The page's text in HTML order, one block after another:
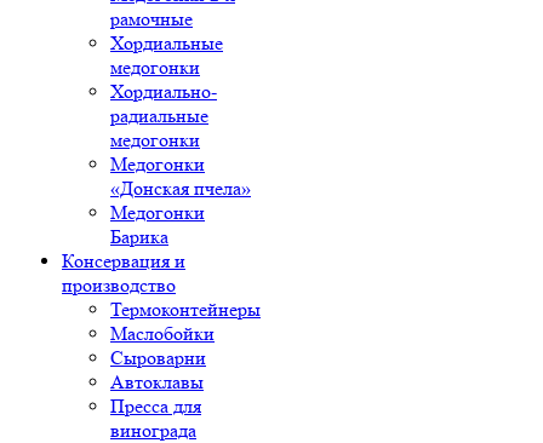
рамочные
Хордиальные
медогонки
Хордиально-
радиальные
медогонки
Медогонки
«Донская пчела»
Медогонки
Барика
Консервация и
производство
Термоконтейнеры
Маслобойки
Сыроварни
Автоклавы
Пресса для
винограда